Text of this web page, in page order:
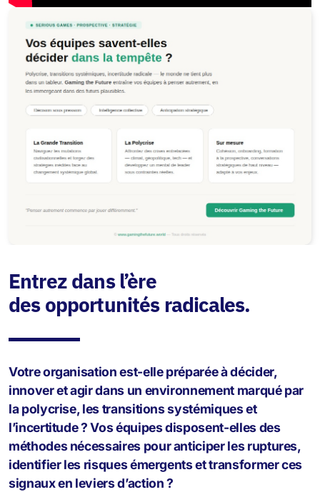
Entrez dans l’ère
des opportunités radicales.
Votre organisation est-elle préparée à décider,
innover et agir dans un environnement marqué par
la polycrise, les transitions systémiques et
l’incertitude ? Vos équipes disposent-elles des
méthodes nécessaires pour anticiper les ruptures,
identifier les risques émergents et transformer ces
signaux en leviers d’action ?